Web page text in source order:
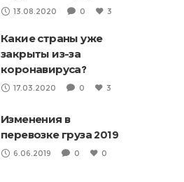
13.08.2020 0 3
Какие страны уже
закрыты из-за
коронавируса?
17.03.2020 0 3
Изменения в
перевозке груза 2019
6.06.2019 0 0